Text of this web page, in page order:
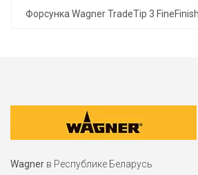
Форсунка Wagner TradeTip 3
Wagner в Республике Беларусь